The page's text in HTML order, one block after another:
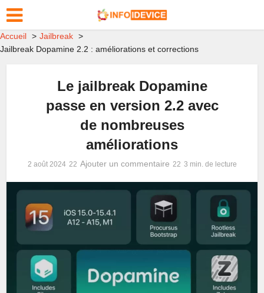
Accueil
Jailbreak
Jailbreak Dopamine 2.2 : améliorations et corrections
Le jailbreak Dopamine
passe en version 2.2 avec
de nombreuses
améliorations
2 août 2024 Ajouter un commentaire 3 min. de lecture